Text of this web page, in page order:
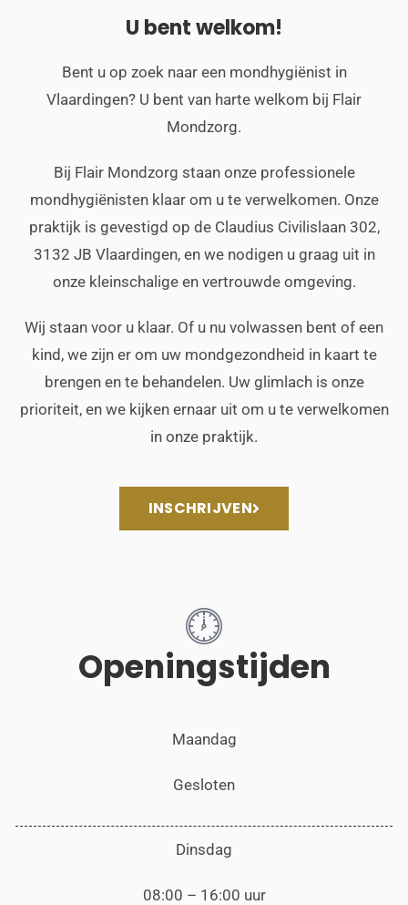
U bent welkom!
Bent u op zoek naar een mondhygiënist in
Vlaardingen? U bent van harte welkom bij Flair
Mondzorg.
Bij Flair Mondzorg staan onze professionele
mondhygiënisten klaar om u te verwelkomen. Onze
praktijk is gevestigd op de Claudius Civilislaan 302,
3132 JB Vlaardingen, en we nodigen u graag uit in
onze kleinschalige en vertrouwde omgeving.
Wij staan voor u klaar. Of u nu volwassen bent of een
kind, we zijn er om uw mondgezondheid in kaart te
brengen en te behandelen. Uw glimlach is onze
prioriteit, en we kijken ernaar uit om u te verwelkomen
in onze praktijk.
INSCHRIJVEN
Openingstijden
Maandag
Gesloten
Dinsdag
08:00 – 16:00 uur